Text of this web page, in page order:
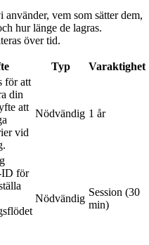
vem som sätter dem,
hur länge de lagras.
över tid.
Typ Varaktighet
för att
din
att
vid
Nödvändig 1 år
ID för
Nödvändig
Session (30
min)